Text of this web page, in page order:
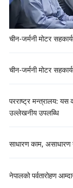
चीन-जर्मनी मोटर
चीन-जर्मनी मोटर
परराष्ट्र मन्त्रालय: यस
उल्लेखनीय उपलब्धि
साधारण काम, असाधारण
नेपालको पर्वतारोहण